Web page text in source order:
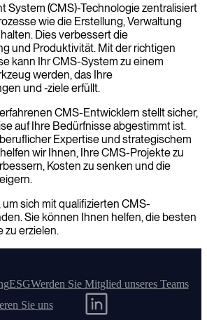
System (CMS)-Technologie zentralisiert
wie die Erstellung, Verwaltung
Dies verbessert die
und Produktivität. Mit der richtigen
kann Ihr CMS-System zu einem
werden, das Ihre
und -ziele erfüllt.
CMS-Entwicklern stellt sicher,
auf Ihre Bedürfnisse abgestimmt ist.
Expertise und strategischem
wir Ihnen, Ihre CMS-Projekte zu
Kosten zu senken und die
sich mit qualifizierten CMS-
Sie können Ihnen helfen, die besten
erzielen.
ESGWerden Sie Mitglied unseres Teams
Sie uns